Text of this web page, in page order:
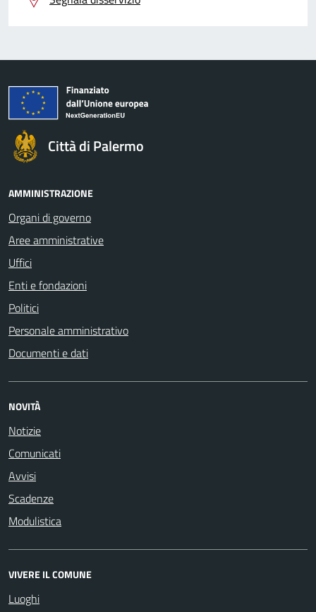
Città di Palermo
AMMINISTRAZIONE
Organi di governo
Aree amministrative
Uffici
Enti e fondazioni
Politici
Personale amministrativo
Documenti e dati
NOVITÀ
Notizie
Comunicati
Avvisi
Scadenze
Modulistica
VIVERE IL COMUNE
Luoghi